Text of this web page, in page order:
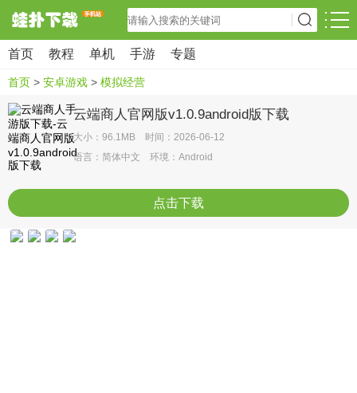
首页 教程 单机 手游 专题
首页 > 安卓游戏 > 模拟经营
云端商人官网版v1.0.9android版下载
大小：96.1MB 时间：2026-06-12
语言：简体中文 环境：Android
点击下载